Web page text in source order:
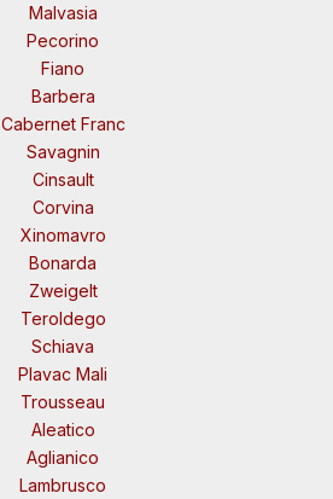
Malvasia
Pecorino
Fiano
Barbera
Cabernet Franc
Savagnin
Cinsault
Corvina
Xinomavro
Bonarda
Zweigelt
Teroldego
Schiava
Plavac Mali
Trousseau
Aleatico
Aglianico
Lambrusco